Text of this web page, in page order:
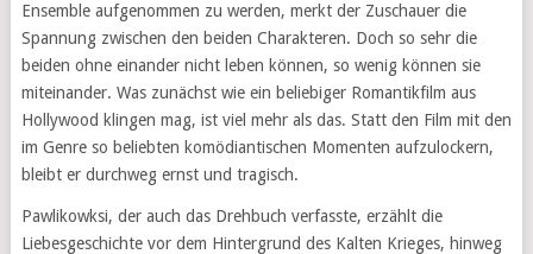
Ensemble aufgenommen zu werden, merkt der Zuschauer die
Spannung zwischen den beiden Charakteren. Doch so sehr die
beiden ohne einander nicht leben können, so wenig können sie
miteinander. Was zunächst wie ein beliebiger Romantikfilm aus
Hollywood klingen mag, ist viel mehr als das. Statt den Film mit den
im Genre so beliebten komödiantischen Momenten aufzulockern,
bleibt er durchweg ernst und tragisch.
Pawlikowksi, der auch das Drehbuch verfasste, erzählt die
Liebesgeschichte vor dem Hintergrund des Kalten Krieges, hinweg